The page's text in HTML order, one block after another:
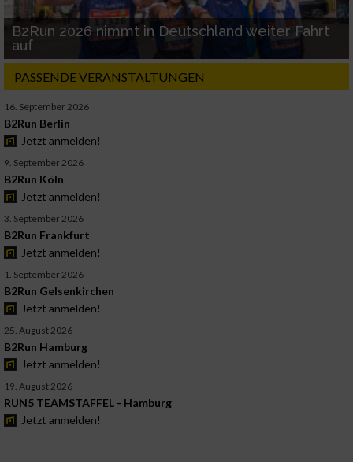
B2Run 2026 nimmt in Deutschland weiter Fahrt
auf
PASSENDE VERANSTALTUNGEN
16. September 2026
B2Run Berlin
Jetzt anmelden!
9. September 2026
B2Run Köln
Jetzt anmelden!
3. September 2026
B2Run Frankfurt
Jetzt anmelden!
1. September 2026
B2Run Gelsenkirchen
Jetzt anmelden!
25. August 2026
B2Run Hamburg
Jetzt anmelden!
19. August 2026
RUN5 TEAMSTAFFEL - Hamburg
Jetzt anmelden!